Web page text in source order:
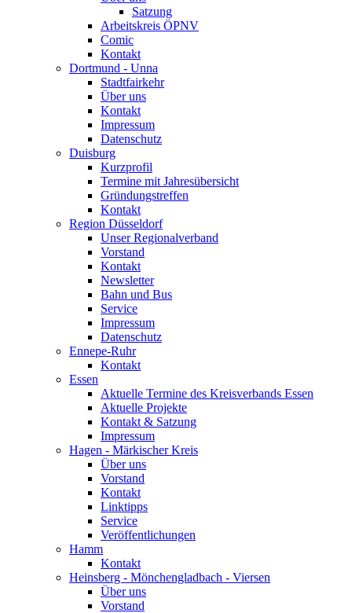
Satzung
Arbeitskreis ÖPNV
Comic
Kontakt
Dortmund - Unna
Stadtfairkehr
Über uns
Kontakt
Impressum
Datenschutz
Duisburg
Kurzprofil
Termine mit Jahresübersicht
Gründungstreffen
Kontakt
Region Düsseldorf
Unser Regionalverband
Vorstand
Kontakt
Newsletter
Bahn und Bus
Service
Impressum
Datenschutz
Ennepe-Ruhr
Kontakt
Essen
Aktuelle Termine des Kreisverbands Essen
Aktuelle Projekte
Kontakt & Satzung
Impressum
Hagen - Märkischer Kreis
Über uns
Vorstand
Kontakt
Linktipps
Service
Veröffentlichungen
Hamm
Kontakt
Heinsberg - Mönchengladbach - Viersen
Über uns
Vorstand